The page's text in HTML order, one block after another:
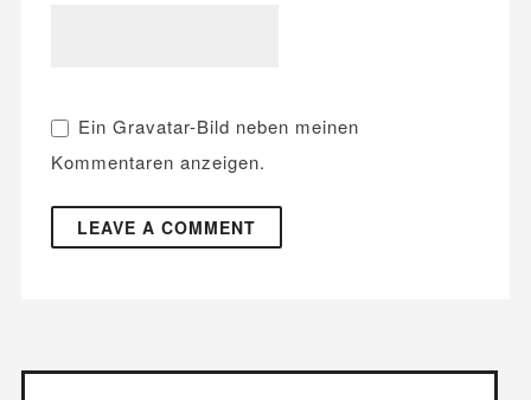
Ein Gravatar-Bild neben meinen
Kommentaren anzeigen.